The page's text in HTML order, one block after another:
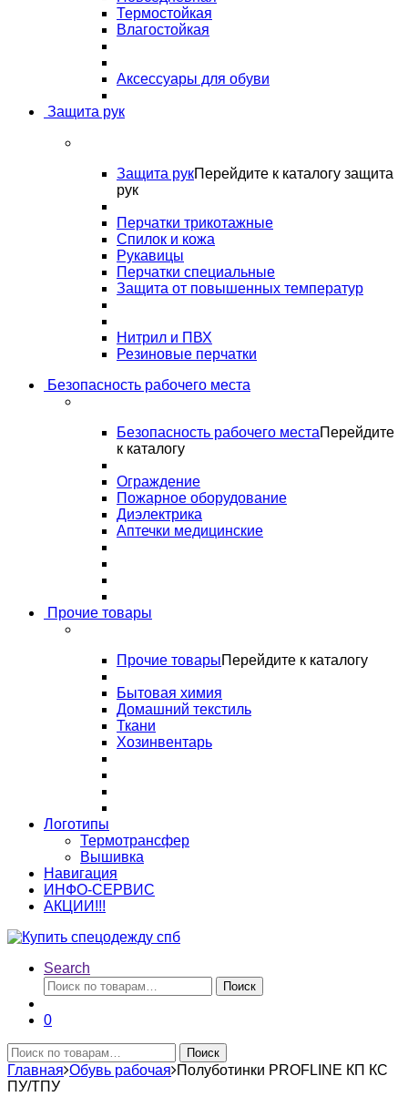
Термостойкая
Влагостойкая
Аксессуары для обуви
Защита рук
Защита рукПерейдите к каталогу защита
рук
Перчатки трикотажные
Спилок и кожа
Рукавицы
Перчатки специальные
Защита от повышенных температур
Нитрил и ПВХ
Резиновые перчатки
Безопасность рабочего места
Безопасность рабочего местаПерейдите
к каталогу
Ограждение
Пожарное оборудование
Диэлектрика
Аптечки медицинские
Прочие товары
Прочие товарыПерейдите к каталогу
Бытовая химия
Домашний текстиль
Ткани
Хозинвентарь
Логотипы
Термотрансфер
Вышивка
Навигация
ИНФО-СЕРВИС
АКЦИИ!!!
Search
Искать:
Поиск
0
Искать:
Поиск
Главная Обувь рабочая Полуботинки PROFLINE КП КС
ПУ/ТПУ